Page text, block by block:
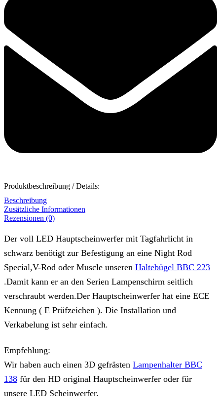
Produktbeschreibung / Details:
Beschreibung
Zusätzliche Informationen
Rezensionen (0)
Der voll LED Hauptscheinwerfer mit Tagfahrlicht in
schwarz benötigt zur Befestigung an eine Night Rod
Special,V-Rod oder Muscle unseren Haltebügel BBC 223
.Damit kann er an den Serien Lampenschirm seitlich
verschraubt werden.Der Hauptscheinwerfer hat eine ECE
Kennung ( E Prüfzeichen ). Die Installation und
Verkabelung ist sehr einfach.
Empfehlung:
Wir haben auch einen 3D gefrästen Lampenhalter BBC
138 für den HD original Hauptscheinwerfer oder für
unsere LED Scheinwerfer.